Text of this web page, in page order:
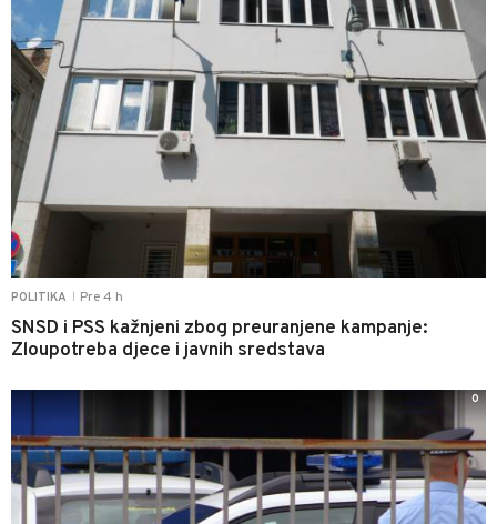
POLITIKA Pre 4 h
SNSD i PSS kažnjeni zbog preuranjene kampanje:
Zloupotreba djece i javnih sredstava
0